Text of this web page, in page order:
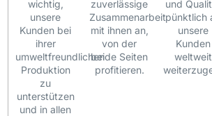
wichtig,
unsere
Kunden bei
ihrer
umweltfreundlichen
Produktion
zu
unterstützen
und in allen
zuverlässige
Zusammenarbeit
mit ihnen an,
von der
beide Seiten
profitieren.
und
pünktlich
unsere
Kunden
weltweit